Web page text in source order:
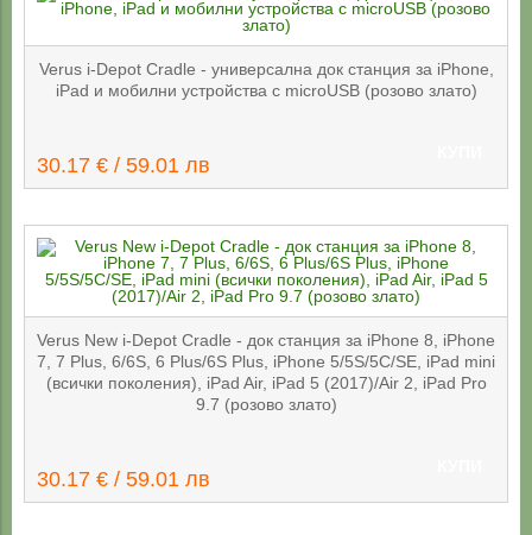
Verus i-Depot Cradle - универсална док станция за iPhone,
iPad и мобилни устройства с microUSB (розово злато)
30.17 € / 59.01 лв
Verus New i-Depot Cradle - док станция за iPhone 8, iPhone
7, 7 Plus, 6/6S, 6 Plus/6S Plus, iPhone 5/5S/5C/SE, iPad mini
(всички поколения), iPad Air, iPad 5 (2017)/Air 2, iPad Pro
9.7 (розово злато)
30.17 € / 59.01 лв